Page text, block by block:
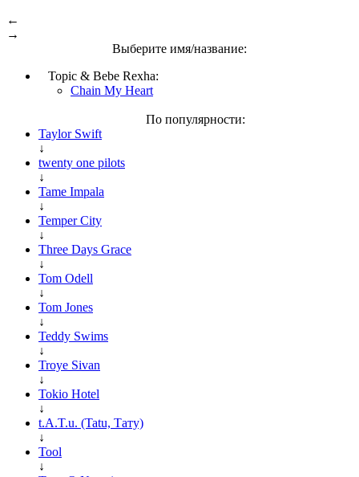
←
→
Выберите имя/название:
Topic & Bebe Rexha:
Chain My Heart
По популярности:
Taylor Swift
↓
twenty one pilots
↓
Tame Impala
↓
Temper City
↓
Three Days Grace
↓
Tom Odell
↓
Tom Jones
↓
Teddy Swims
↓
Troye Sivan
↓
Tokio Hotel
↓
t.A.T.u. (Tatu, Тату)
↓
Tool
↓